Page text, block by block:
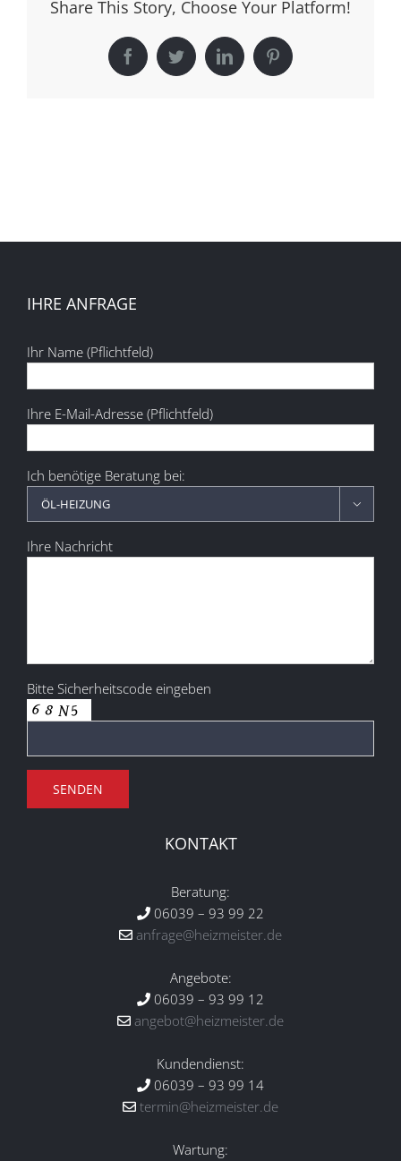
Share This Story, Choose Your Platform!
FacebookTwitterLinkedInPinterest
IHRE ANFRAGE
Ihr Name (Pflichtfeld)
Ihre E-Mail-Adresse (Pflichtfeld)
Ich benötige Beratung bei:

Ihre Nachricht
Bitte Sicherheitscode eingeben
KONTAKT
Beratung:
06039 – 93 99 22
anfrage@heizmeister.de
Angebote:
06039 – 93 99 12
angebot@heizmeister.de
Kundendienst:
06039 – 93 99 14
termin@heizmeister.de
Wartung: